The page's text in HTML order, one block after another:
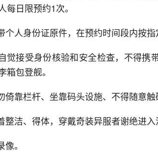
每日限预约1次。
个人身份证原件，在预约时间段内按指
觉接受身份核验和安全检查，不得携
箱包登舰。
倚靠栏杆、坐靠码头设施、不得随意触
整洁、得体，穿戴奇装异服者谢绝进入
。